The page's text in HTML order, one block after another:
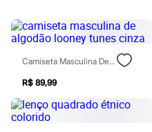
Roupas menino
0 a 24 meses
1 a 5 anos
10 a 16 anos
Acessórios
Recém-nascido
Bolsas e Mochilas
Chapéus
Camiseta Masculina De Algodão Looney Tunes Cinza
R$ 89,99